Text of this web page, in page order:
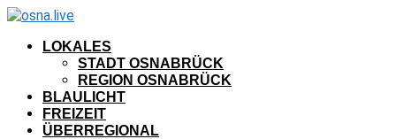
LOKALES
STADT OSNABRÜCK
REGION OSNABRÜCK
BLAULICHT
FREIZEIT
ÜBERREGIONAL